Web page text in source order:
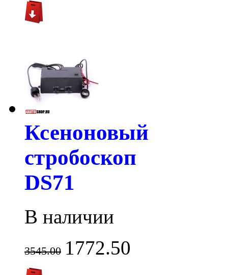
Ксеноновый
стробоскоп
DS71
В наличии
3545.00 1772.50